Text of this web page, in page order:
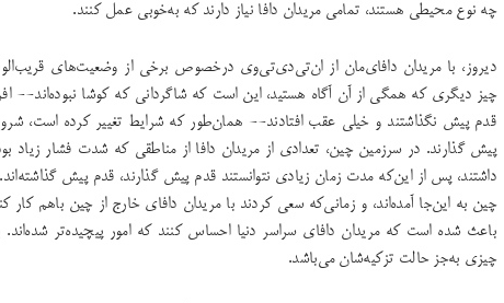
چه نوع محیطی هستند، تمامی مریدان دافا نیاز دارند که به‌خوبی عمل کنند.
دیروز، با مریدان دافای‌مان از ان‌تی‌دی‌تی‌وی درخصوص برخی از وضعیت‌های
چیز دیگری که همگی از آن آگاه هستید، این است که شاگردانی که کوشا نبوده‌اند--
قدم پیش‌ نگذاشتند و خیلی عقب افتادند-- همان‌طور که شرایط تغییر کرده است،
پیش گذارند. در سرزمین چین، تعدادی از مریدان دافا از مناطقی که شدت فشار زیاد
داشتند، پس از این‌که مدت زمان زیادی نتوانستند قدم پیش گذارند، قدم پیش
چین به این‌جا آمده‌اند، و زمانی‌که سعی کردند با مریدان دافای خارج از چین باهم کار
باعث شده است که مریدان دافای سراسر دنیا احساس کنند که امور پیچیده‌تر
چیزی به‌جز حالت تزکیه‌شان می‌باشد.